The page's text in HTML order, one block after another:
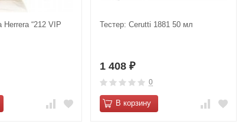
Herrera “212 VIP
Тестер: Cerutti 1881 50 мл
1 408 ₽
0
В корзину